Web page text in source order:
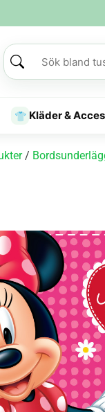
👕 Kläder &
/